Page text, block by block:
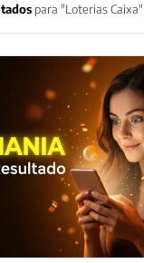
para "Loterias Caixa"